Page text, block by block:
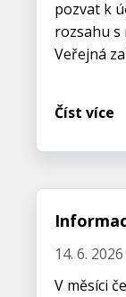
pozvat k
rozsahu
Veřejná
Číst více
14. 6. 2026
V měsíci